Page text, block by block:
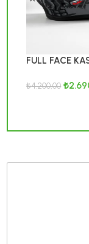
FULL FACE
₺4.200,00 ₺